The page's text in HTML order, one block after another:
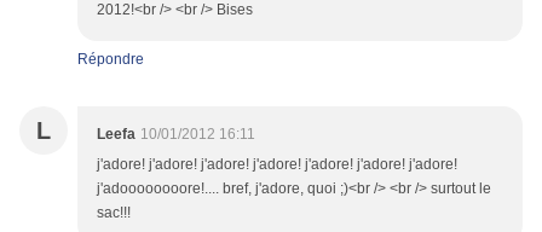
2012!<br /> <br /> Bises
Répondre
L Leefa 10/01/2012 16:11
j'adore! j'adore! j'adore! j'adore! j'adore! j'adore! j'adore!
j'adoooooooore!.... bref, j'adore, quoi ;)<br /> <br /> surtout le
sac!!!